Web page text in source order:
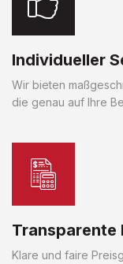
Individueller
Wir bieten
die genau auf Ihre
Transparente
Klare und faire